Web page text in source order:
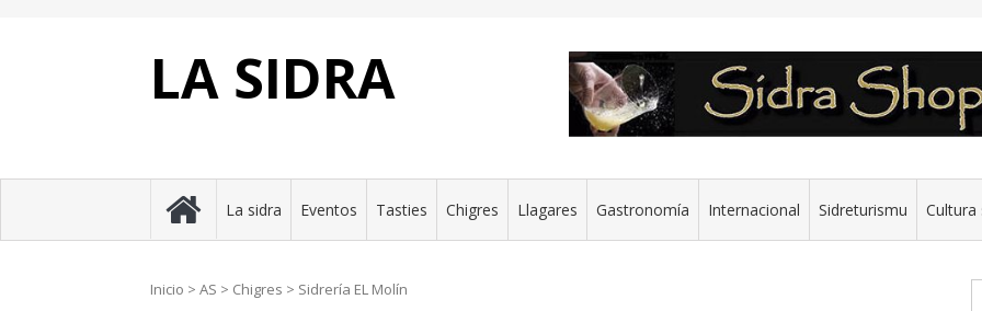
LA SIDRA
La sidra Eventos Tasties Chigres Llagares Gastronomía Internacional Sidreturismu Cultura
Inicio > AS > Chigres > Sidrería EL Molín